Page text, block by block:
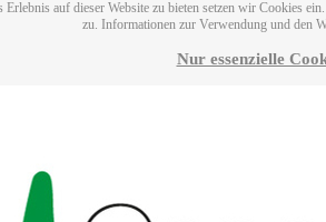
Erlebnis auf dieser Website zu bieten setzen wir Cookies
zu. Informationen zur Verwendung und den
Nur essenzielle